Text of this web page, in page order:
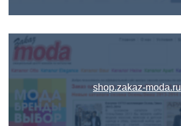
shop.zakaz-moda.ru